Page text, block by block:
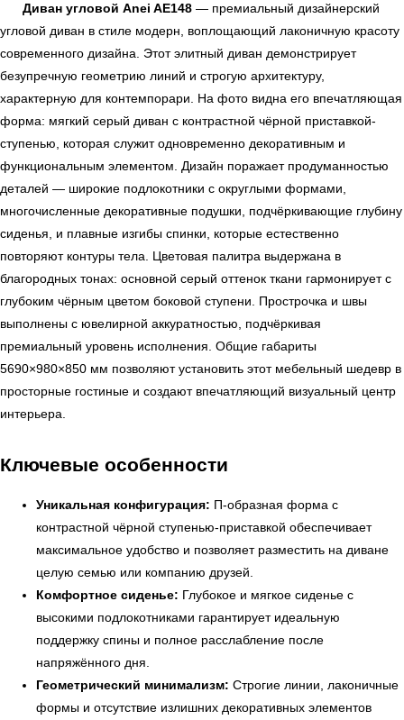
Диван угловой Anei AE148 — премиальный дизайнерский
угловой диван в стиле модерн, воплощающий лаконичную красоту
современного дизайна. Этот элитный диван демонстрирует
безупречную геометрию линий и строгую архитектуру,
характерную для контемпорари. На фото видна его впечатляющая
форма: мягкий серый диван с контрастной чёрной приставкой-
ступенью, которая служит одновременно декоративным и
функциональным элементом. Дизайн поражает продуманностью
деталей — широкие подлокотники с округлыми формами,
многочисленные декоративные подушки, подчёркивающие глубину
сиденья, и плавные изгибы спинки, которые естественно
повторяют контуры тела. Цветовая палитра выдержана в
благородных тонах: основной серый оттенок ткани гармонирует с
глубоким чёрным цветом боковой ступени. Прострочка и швы
выполнены с ювелирной аккуратностью, подчёркивая
премиальный уровень исполнения. Общие габариты
5690×980×850 мм позволяют установить этот мебельный шедевр в
просторные гостиные и создают впечатляющий визуальный центр
интерьера.
Ключевые особенности
Уникальная конфигурация: П-образная форма с
контрастной чёрной ступенью-приставкой обеспечивает
максимальное удобство и позволяет разместить на диване
целую семью или компанию друзей.
Комфортное сиденье: Глубокое и мягкое сиденье с
высокими подлокотниками гарантирует идеальную
поддержку спины и полное расслабление после
напряжённого дня.
Геометрический минимализм: Строгие линии, лаконичные
формы и отсутствие излишних декоративных элементов